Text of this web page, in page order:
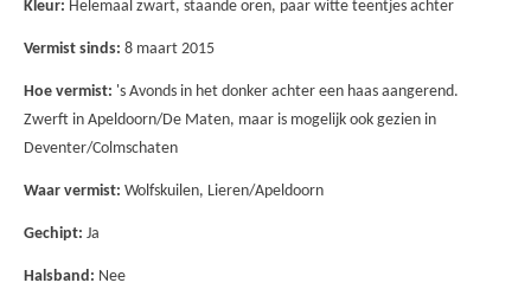
Kleur: Helemaal zwart, staande oren, paar witte teentjes achter
Vermist sinds: 8 maart 2015
Hoe vermist: 's Avonds in het donker achter een haas aangerend.
Zwerft in Apeldoorn/De Maten, maar is mogelijk ook gezien in
Deventer/Colmschaten
Waar vermist: Wolfskuilen, Lieren/Apeldoorn
Gechipt: Ja
Halsband: Nee